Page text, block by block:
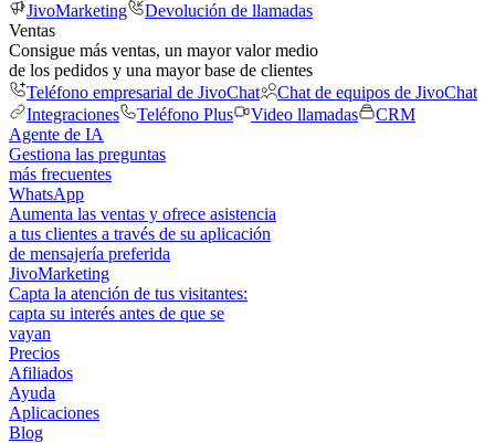
JivoMarketing
Devolución de llamadas
Ventas
Consigue más ventas, un mayor valor medio
de los pedidos y una mayor base de clientes
Teléfono empresarial de JivoChat
Chat de equipos de JivoChat
Integraciones
Teléfono Plus Video llamadas
CRM
Agente de IA
Gestiona las preguntas
más frecuentes
WhatsApp
Aumenta las ventas y ofrece asistencia
a tus clientes a través de su aplicación
de mensajería preferida
JivoMarketing
Capta la atención de tus visitantes:
capta su interés antes de que se
vayan
Precios
Afiliados
Ayuda
Aplicaciones
Blog